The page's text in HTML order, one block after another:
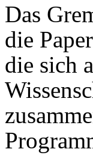
Das
die
die sich